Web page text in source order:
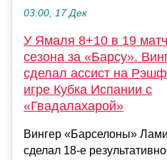
03:00, 17 Дек
У Ямаля 8+10 в 19
сезона за «Барсу».
сделал ассист на
игре Кубка Испании с
«Гвадалахарой»
Вингер «Барселоны»
сделал 18-е